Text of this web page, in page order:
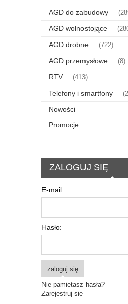
AGD do zabudowy
AGD wolnostojące
AGD drobne (722)
AGD przemysłowe (8)
RTV (413)
Telefony i smartfony
Nowości
Promocje
ZALOGUJ SIĘ
E-mail:
Hasło:
zaloguj się
Nie pamiętasz hasła?
Zarejestruj się